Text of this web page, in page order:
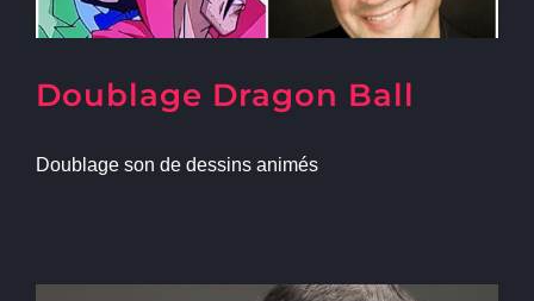
Doublage Dragon Ball
Doublage son de dessins animés